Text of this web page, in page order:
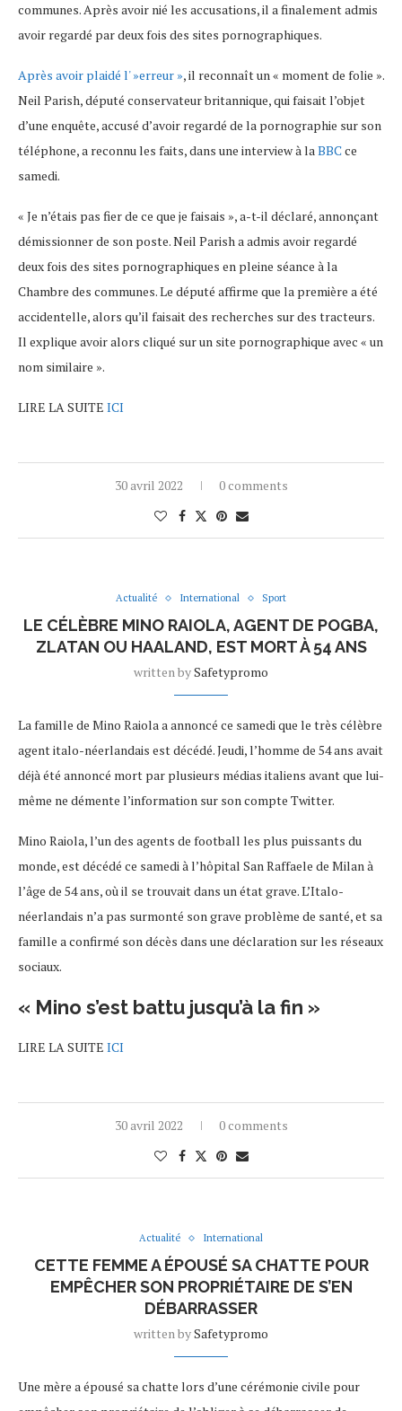
communes. Après avoir nié les accusations, il a finalement admis
avoir regardé par deux fois des sites pornographiques.
Après avoir plaidé l' »erreur », il reconnaît un « moment de folie ».
Neil Parish, député conservateur britannique, qui faisait l’objet
d’une enquête, accusé d’avoir regardé de la pornographie sur son
téléphone, a reconnu les faits, dans une interview à laBBCce
samedi.
« Je n’étais pas fier de ce que je faisais », a-t-il déclaré, annonçant
démissionner de son poste. Neil Parish a admis avoir regardé
deux fois des sites pornographiques en pleine séance à la
Chambre des communes. Le député affirme que la première a été
accidentelle, alors qu’il faisait des recherches sur des tracteurs.
Il explique avoir alors cliqué sur un site pornographique avec « un
nom similaire ».
LIRE LA SUITE ICI
30 avril 2022 0 comments
Actualité International Sport
LE CÉLÈBRE MINO RAIOLA, AGENT DE POGBA,
ZLATAN OU HAALAND, EST MORT À 54 ANS
written bySafetypromo
La famille de Mino Raiola a annoncé ce samedi que le très célèbre
agent italo-néerlandais est décédé. Jeudi, l’homme de 54 ans avait
déjà été annoncé mort par plusieurs médias italiens avant que lui-
même ne démente l’information sur son compte Twitter.
Mino Raiola, l’un des agents de football les plus puissants du
monde, est décédé ce samedi à l’hôpital San Raffaele de Milan à
l’âge de 54 ans, où il se trouvait dans un état grave. L’Italo-
néerlandais n’a pas surmonté son grave problème de santé, et sa
famille a confirmé son décès dans une déclaration sur les réseaux
sociaux.
« Mino s’est battu jusqu’à la fin »
LIRE LA SUITE ICI
30 avril 2022 0 comments
Actualité International
CETTE FEMME A ÉPOUSÉ SA CHATTE POUR
EMPÊCHER SON PROPRIÉTAIRE DE S’EN
DÉBARRASSER
written bySafetypromo
Une mère a épousé sa chatte lors d’une cérémonie civile pour